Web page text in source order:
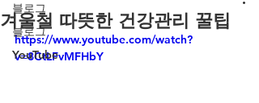
블로그
블로그
YouTube
겨울철 따뜻한 건강관리 꿀팁
https://www.youtube.com/watch?
v=8CtLFvMFHbY